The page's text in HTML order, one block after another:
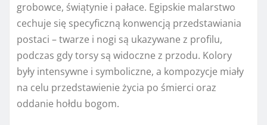
grobowce, świątynie i pałace. Egipskie malarstwo
cechuje się specyficzną konwencją przedstawiania
postaci – twarze i nogi są ukazywane z profilu,
podczas gdy torsy są widoczne z przodu. Kolory
były intensywne i symboliczne, a kompozycje miały
na celu przedstawienie życia po śmierci oraz
oddanie hołdu bogom.